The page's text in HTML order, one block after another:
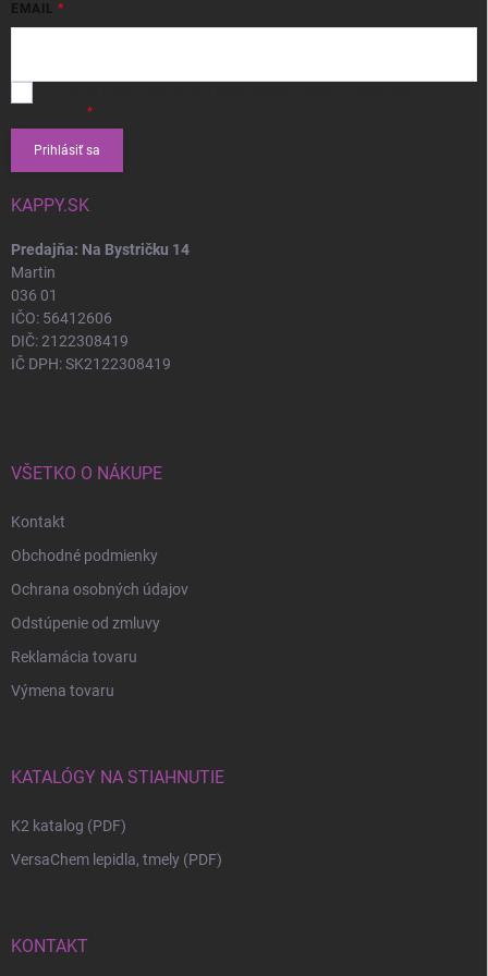
EMAIL
Prihlásiť sa
KAPPY.SK
Predajňa: Na Bystričku 14
Martin
036 01
IČO: 56412606
DIČ: 2122308419
IČ DPH: SK2122308419
VŠETKO O NÁKUPE
Kontakt
Obchodné podmienky
Ochrana osobných údajov
Odstúpenie od zmluvy
Reklamácia tovaru
Výmena tovaru
KATALÓGY NA STIAHNUTIE
K2 katalog (PDF)
VersaChem lepidla, tmely (PDF)
KONTAKT